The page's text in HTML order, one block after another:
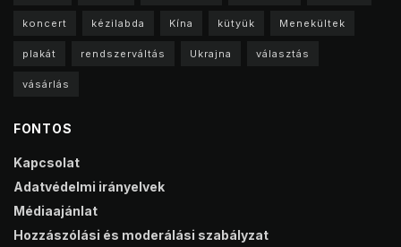
koncert kézilabda Kína kütyük Menekültek
plakát rendszerváltás Ukrajna választás
vásárlás
FONTOS
Kapcsolat
Adatvédelmi irányelvek
Médiaajánlat
Hozzászólási és moderálási szabályzat